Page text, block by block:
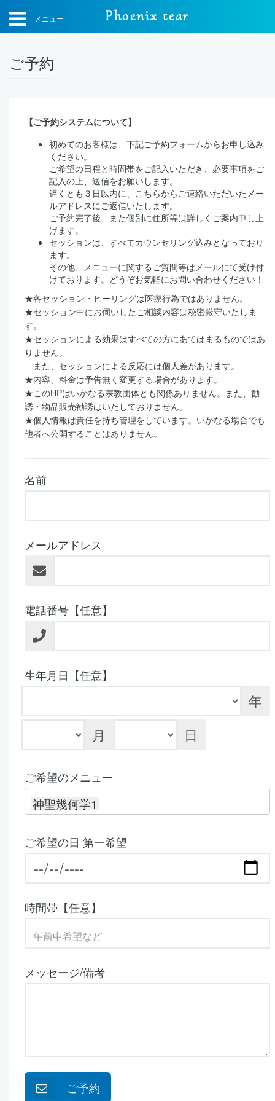
メニュー Phoenix tear
ご予約
【ご予約システムについて】
初めてのお客様は、下記ご予約フォームからお申し込み
ください。
ご希望の日程と時間帯をご記入いただき、必要事項をご
記入の上、送信をお願いします。
遅くとも３日以内に、こちらからご連絡いただいたメー
ルアドレスにご返信いたします。
ご予約完了後、また個別に住所等は詳しくご案内申し上
げます。
セッションは、すべてカウンセリング込みとなっており
ます。
その他、メニューに関するご質問等はメールにて受け付
けております。どうぞお気軽にお問い合わせください！
★各セッション・ヒーリングは医療行為ではありません。
★セッション中にお伺いしたご相談内容は秘密厳守いたしま
す。
★セッションによる効果はすべての方にあてはまるものではあ
りません。
また、セッションによる反応には個人差があります。
★内容、料金は予告無く変更する場合があります。
★このHPはいかなる宗教団体とも関係ありません。また、勧
誘・物品販売勧誘はいたしておりません。
★個人情報は責任を持ち管理をしています。いかなる場合でも
他者へ公開することはありません。
名前
メールアドレス
電話番号【任意】
生年月日【任意】
年
月
日
ご希望のメニュー
神聖幾何学1
ご希望の日 第一希望
時間帯【任意】
メッセージ/備考
ご予約